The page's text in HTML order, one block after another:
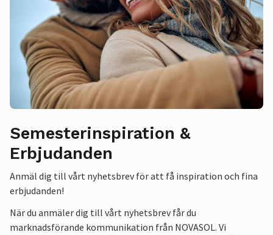
Semesterinspiration &
Erbjudanden
Anmäl dig till vårt nyhetsbrev för att få inspiration och fina
erbjudanden!
När du anmäler dig till vårt nyhetsbrev får du
marknadsförande kommunikation från NOVASOL. Vi